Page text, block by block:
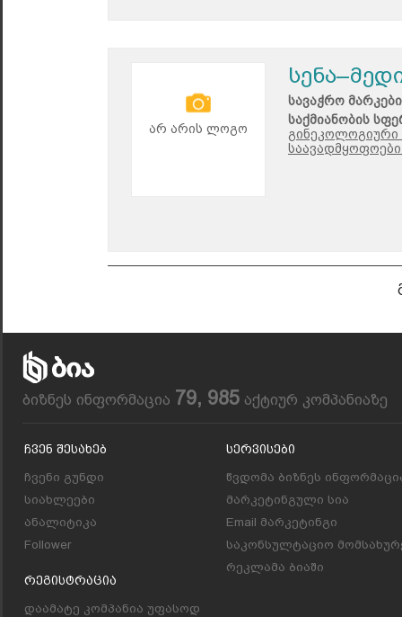
არ არის ლოგო
სავაჭრო
საქმიანობის
გინეკოლოგიური
ბიზნეს ინფორმაცია 79, 985 აქტიურ კომპანიაზე
Ჩვენ Შესახებ
ჩვენი გუნდი
სიახლეები
ანალიტიკა
Follower
Რეგისტრაცია
დაამატე კომპანია უფასოდ
Სერვისები
წვდომა ბიზნეს
მარკეტინგული სია
Email მარკეტინგი
საკონსულტაციო
რეკლამა ბიაში